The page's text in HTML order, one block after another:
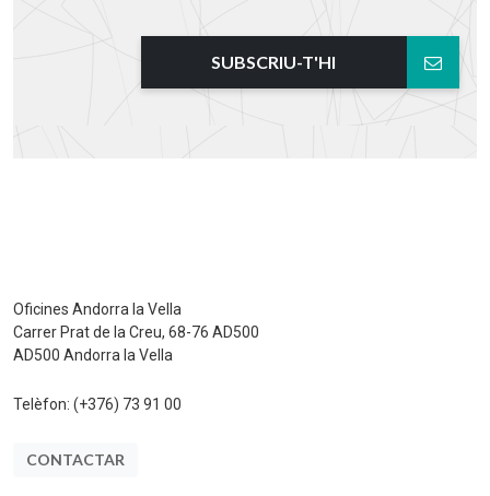
SUBSCRIU-T'HI
Oficines Andorra la Vella
Carrer Prat de la Creu, 68-76 AD500
AD500 Andorra la Vella
Telèfon: (+376) 73 91 00
CONTACTAR